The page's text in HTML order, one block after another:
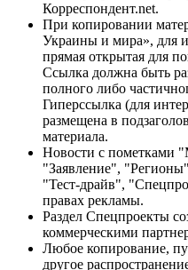
Корреспондент.net.
При копировании
Украины и мира», для
прямая открытая для
Ссылка должна быть
полного либо
Гиперссылка (для
размещена в
материала.
Новости с пометками
"Заявление",
"Тест-драйв",
правах рекламы.
Раздел Спецпроекты
коммерческими
Любое копирование,
другое